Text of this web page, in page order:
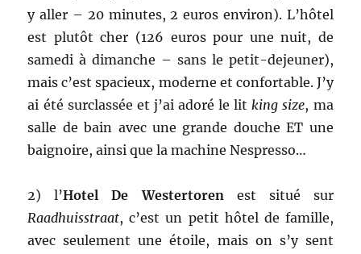
y aller – 20 minutes, 2 euros environ). L’hôtel
est plutôt cher (126 euros pour une nuit, de
samedi à dimanche – sans le petit-dejeuner),
mais c’est spacieux, moderne et confortable. J’y
ai été surclassée et j’ai adoré le litking size, ma
salle de bain avec une grande douche ET une
baignoire, ainsi que la machine Nespresso…
2) l’Hotel De Westertorenest situé sur
Raadhuisstraat, c’est un petit hôtel de famille,
avec seulement une étoile, mais on s’y sent